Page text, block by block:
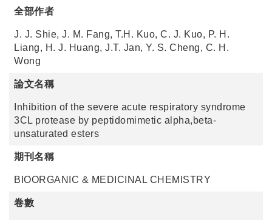
全部作者
J. J. Shie, J. M. Fang, T.H. Kuo, C. J. Kuo, P. H.
Liang, H. J. Huang, J.T. Jan, Y. S. Cheng, C. H.
Wong
論文名稱
Inhibition of the severe acute respiratory syndrome
3CL protease by peptidomimetic alpha,beta-
unsaturated esters
期刊名稱
BIOORGANIC & MEDICINAL CHEMISTRY
卷數